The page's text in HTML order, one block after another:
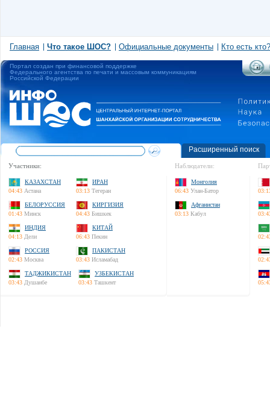
Главная Что такое ШОС? Официальные документы Кто есть кто?
Портал создан при финансовой поддержке
Федерального агентства по печати и массовым коммуникациям
Российской Федерации
Расширенный поиск
Участники:
КАЗАХСТАН
04:43 Астана
ИРАН
03:13 Тегеран
БЕЛОРУССИЯ
01:43 Минск
КИРГИЗИЯ
04:43 Бишкек
ИНДИЯ
04:13 Дели
КИТАЙ
06:43 Пекин
РОССИЯ
02:43 Москва
ПАКИСТАН
03:43 Исламабад
ТАДЖИКИСТАН
03:43 Душанбе
УЗБЕКИСТАН
03:43 Ташкент
Наблюдатели:
Монголия
06:43 Улан-Батор
Афганистан
03:13 Кабул